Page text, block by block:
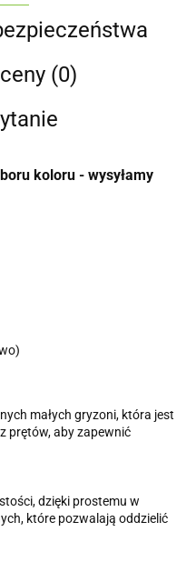
(0)
koloru - wysyłamy
małych gryzoni, która jest
prętów, aby zapewnić
dzięki prostemu w
które pozwalają oddzielić